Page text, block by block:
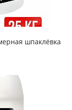
шпаклёвка